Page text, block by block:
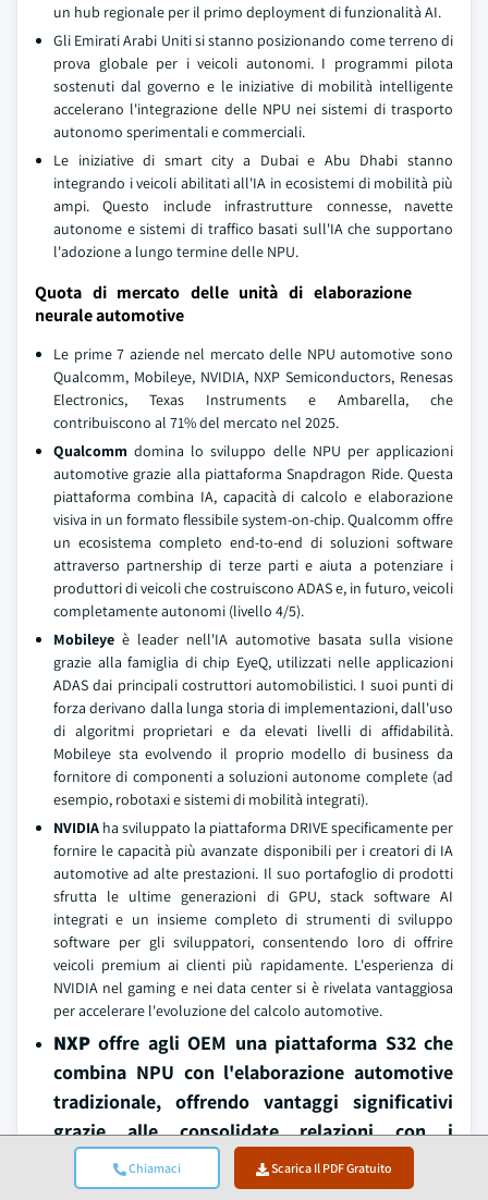
Chiamaci Scarica Il PDF Gratuito
un hub regionale per il primo deployment di funzionalità AI.
Gli Emirati Arabi Uniti si stanno posizionando come terreno di
prova globale per i veicoli autonomi. I programmi pilota
sostenuti dal governo e le iniziative di mobilità intelligente
accelerano l'integrazione delle NPU nei sistemi di trasporto
autonomo sperimentali e commerciali.
Le iniziative di smart city a Dubai e Abu Dhabi stanno
integrando i veicoli abilitati all'IA in ecosistemi di mobilità più
ampi. Questo include infrastrutture connesse, navette
autonome e sistemi di traffico basati sull'IA che supportano
l'adozione a lungo termine delle NPU.
Quota di mercato delle unità di elaborazione
neurale automotive
Le prime 7 aziende nel mercato delle NPU automotive sono
Qualcomm, Mobileye, NVIDIA, NXP Semiconductors, Renesas
Electronics, Texas Instruments e Ambarella, che
contribuiscono al 71% del mercato nel 2025.
Qualcomm domina lo sviluppo delle NPU per applicazioni
automotive grazie alla piattaforma Snapdragon Ride. Questa
piattaforma combina IA, capacità di calcolo e elaborazione
visiva in un formato flessibile system-on-chip. Qualcomm offre
un ecosistema completo end-to-end di soluzioni software
attraverso partnership di terze parti e aiuta a potenziare i
produttori di veicoli che costruiscono ADAS e, in futuro, veicoli
completamente autonomi (livello 4/5).
Mobileye è leader nell'IA automotive basata sulla visione
grazie alla famiglia di chip EyeQ, utilizzati nelle applicazioni
ADAS dai principali costruttori automobilistici. I suoi punti di
forza derivano dalla lunga storia di implementazioni, dall'uso
di algoritmi proprietari e da elevati livelli di affidabilità.
Mobileye sta evolvendo il proprio modello di business da
fornitore di componenti a soluzioni autonome complete (ad
esempio, robotaxi e sistemi di mobilità integrati).
NVIDIA ha sviluppato la piattaforma DRIVE specificamente per
fornire le capacità più avanzate disponibili per i creatori di IA
automotive ad alte prestazioni. Il suo portafoglio di prodotti
sfrutta le ultime generazioni di GPU, stack software AI
integrati e un insieme completo di strumenti di sviluppo
software per gli sviluppatori, consentendo loro di offrire
veicoli premium ai clienti più rapidamente. L'esperienza di
NVIDIA nel gaming e nei data center si è rivelata vantaggiosa
per accelerare l'evoluzione del calcolo automotive.
NXP offre agli OEM una piattaforma S32 che
combina NPU con l'elaborazione automotive
tradizionale, offrendo vantaggi significativi
grazie alle consolidate relazioni con i
produttori di veicoli, alla profonda esperienza
in materia di sicurezza funzionale e al vasto